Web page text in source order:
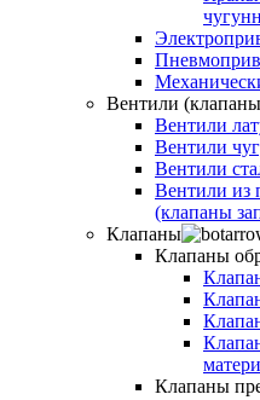
Вентили
Вентили
Вентили
Вентили
Вентили из
(клапаны
Клапаны
Клапаны
Клапаны